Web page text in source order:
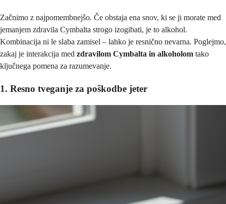
Začnimo z najpomembnejšo. Če obstaja ena snov, ki se ji morate med
jemanjem zdravila Cymbalta strogo izogibati, je to alkohol.
Kombinacija ni le slaba zamisel – lahko je resnično nevarna. Poglejmo,
zakaj je interakcija med zdravilom Cymbalta in alkoholom tako
ključnega pomena za razumevanje.
1. Resno tveganje za poškodbe jeter